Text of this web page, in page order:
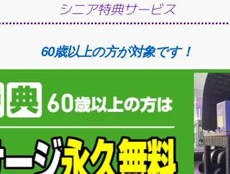
シニア特典サービス
60歳以上の方が対象です！